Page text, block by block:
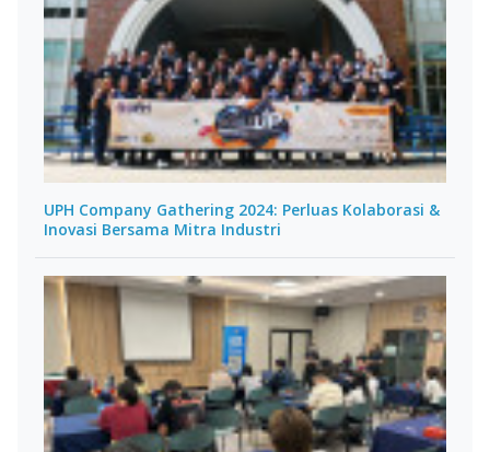
UPH Company Gathering 2024: Perluas Kolaborasi &
Inovasi Bersama Mitra Industri